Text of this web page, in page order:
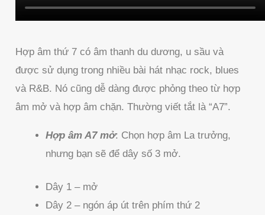
Hợp âm thứ 7 có âm thanh du dương, u sầu và
được sử dụng trong nhiều bài hát nhạc rock, blues
và R&B. Nó cũng dễ dàng được phỏng theo từ hợp
âm mở và hợp âm chặn. Thường viết tắt là “A7”.
Hợp âm A7 mở: Chọn hợp âm La trưởng,
nhưng bạn sẽ để dây số 3 mở.
Dây 1 – mở
Dây 2 – ngón áp út trên phím thứ 2